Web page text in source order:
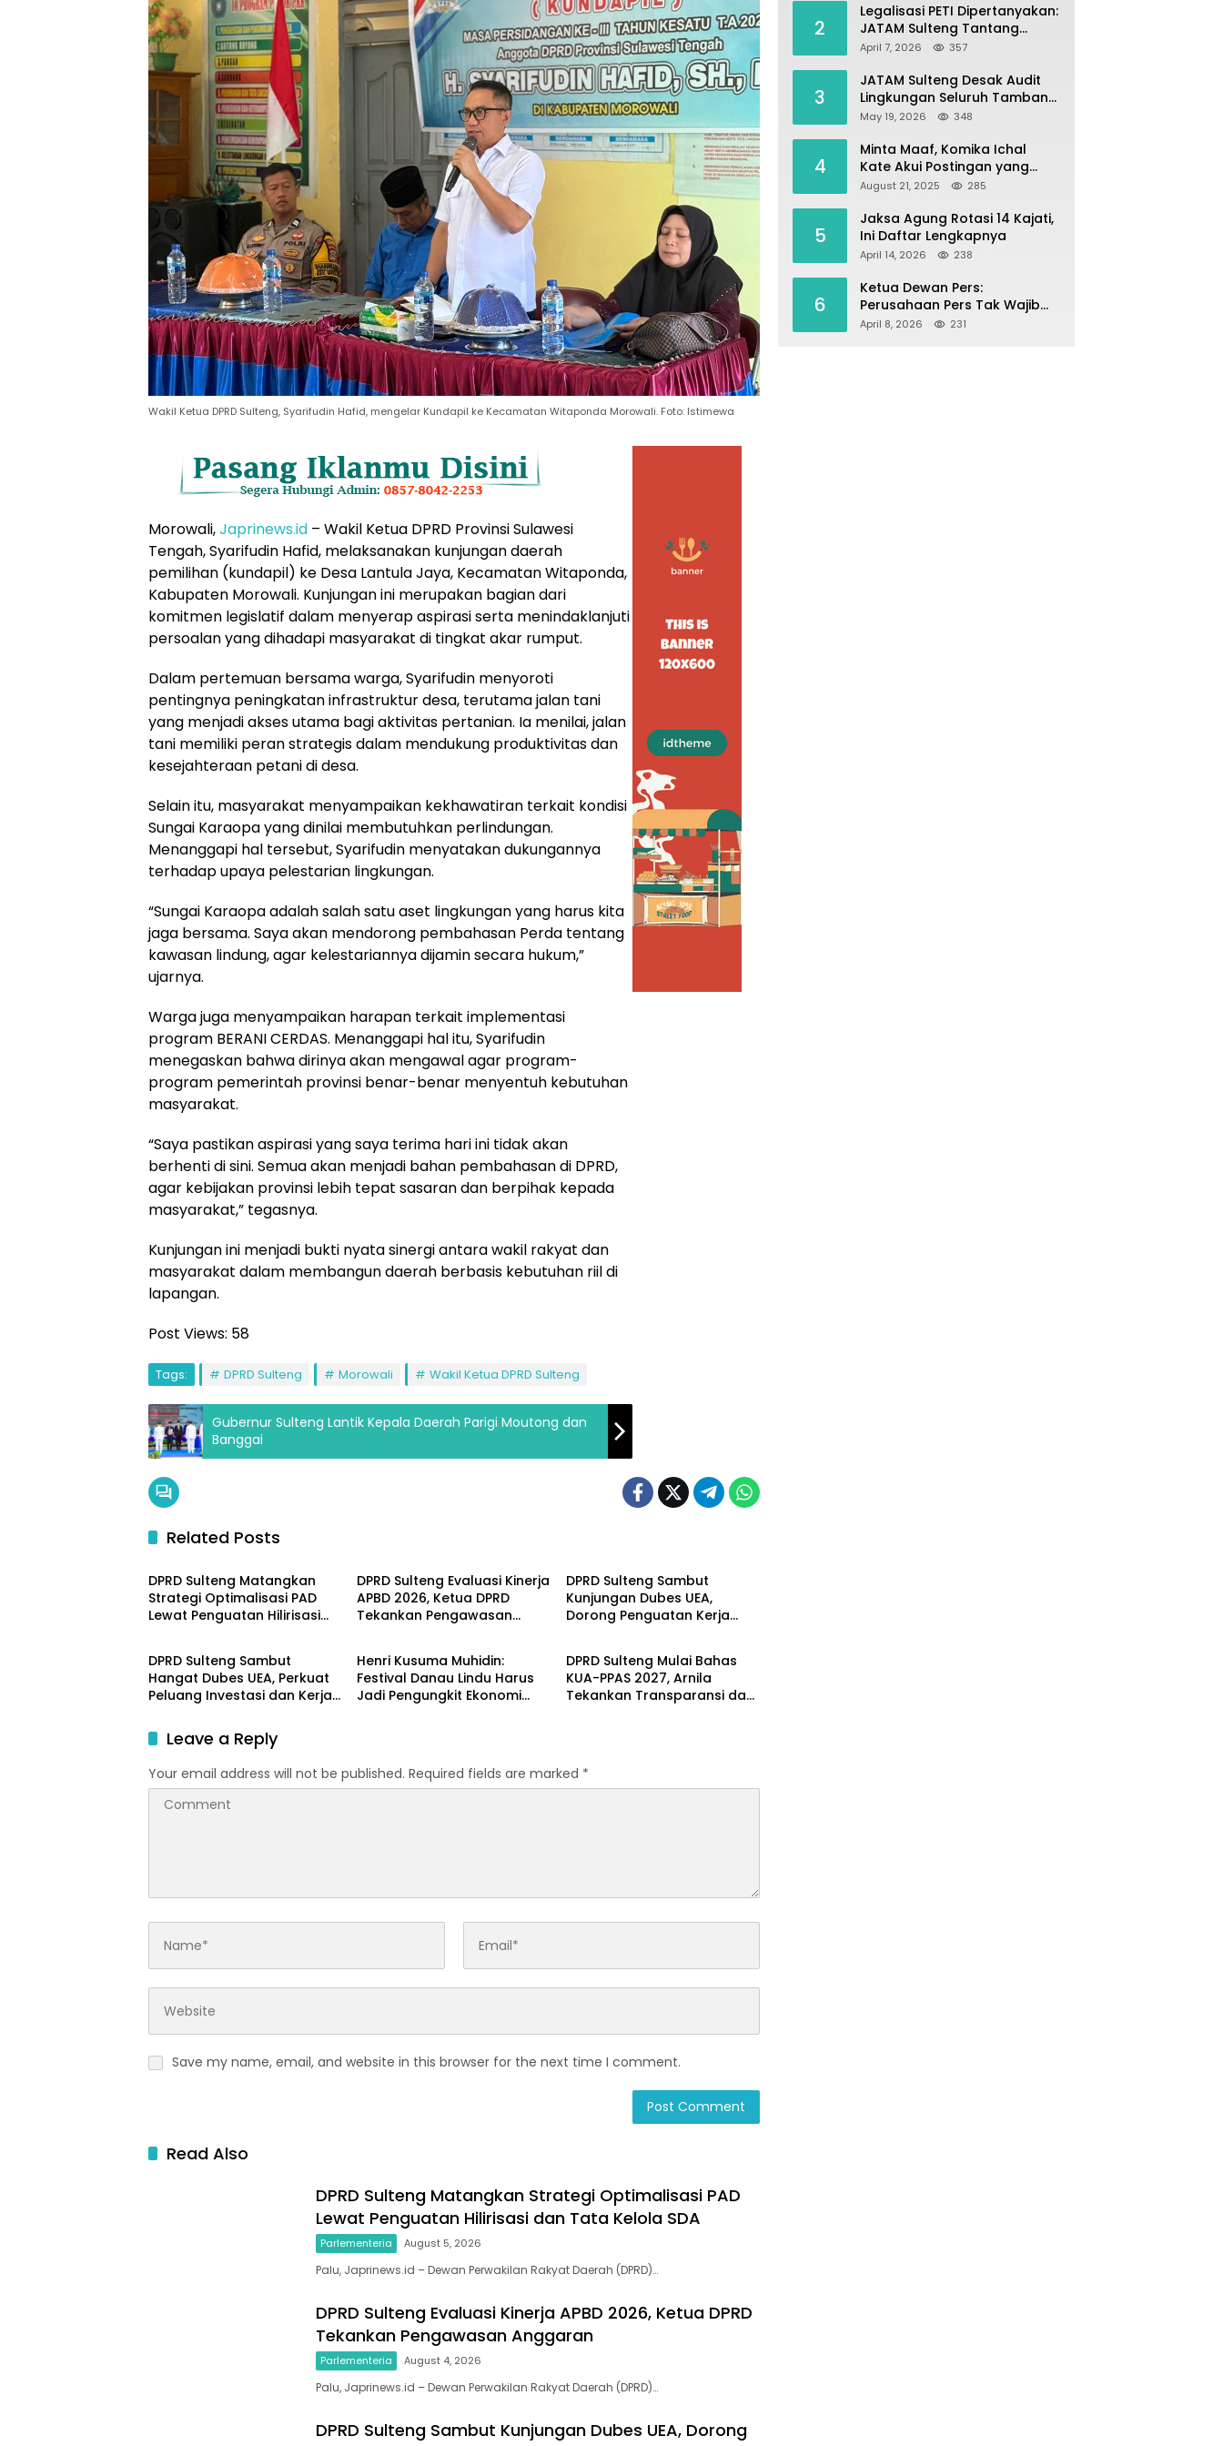
Wakil Ketua DPRD Sulteng, Syarifudin Hafid, mengelar Kundapil ke Kecamatan Witaponda Morowali. Foto: Istimewa
Morowali,Japrinews.id – Wakil Ketua DPRD Provinsi Sulawesi
Tengah, Syarifudin Hafid, melaksanakan kunjungan daerah
pemilihan (kundapil) ke Desa Lantula Jaya, Kecamatan Witaponda,
Kabupaten Morowali. Kunjungan ini merupakan bagian dari
komitmen legislatif dalam menyerap aspirasi serta menindaklanjuti
persoalan yang dihadapi masyarakat di tingkat akar rumput.
Dalam pertemuan bersama warga, Syarifudin menyoroti
pentingnya peningkatan infrastruktur desa, terutama jalan tani
yang menjadi akses utama bagi aktivitas pertanian. Ia menilai, jalan
tani memiliki peran strategis dalam mendukung produktivitas dan
kesejahteraan petani di desa.
Selain itu, masyarakat menyampaikan kekhawatiran terkait kondisi
Sungai Karaopa yang dinilai membutuhkan perlindungan.
Menanggapi hal tersebut, Syarifudin menyatakan dukungannya
terhadap upaya pelestarian lingkungan.
“Sungai Karaopa adalah salah satu aset lingkungan yang harus kita
jaga bersama. Saya akan mendorong pembahasan Perda tentang
kawasan lindung, agar kelestariannya dijamin secara hukum,”
ujarnya.
Warga juga menyampaikan harapan terkait implementasi
program BERANI CERDAS. Menanggapi hal itu, Syarifudin
menegaskan bahwa dirinya akan mengawal agar program-
program pemerintah provinsi benar-benar menyentuh kebutuhan
masyarakat.
“Saya pastikan aspirasi yang saya terima hari ini tidak akan
berhenti di sini. Semua akan menjadi bahan pembahasan di DPRD,
agar kebijakan provinsi lebih tepat sasaran dan berpihak kepada
masyarakat,” tegasnya.
Kunjungan ini menjadi bukti nyata sinergi antara wakil rakyat dan
masyarakat dalam membangun daerah berbasis kebutuhan riil di
lapangan.
Post Views: 58
Tags: DPRD Sulteng Morowali Wakil Ketua DPRD Sulteng
Gubernur Sulteng Lantik Kepala Daerah Parigi Moutong dan
Banggai
Related Posts
Parlementeria
DPRD Sulteng Matangkan
Strategi Optimalisasi PAD
Lewat Penguatan Hilirisasi
DPRD Sulteng Evaluasi Kinerja
APBD 2026, Ketua DPRD
Tekankan Pengawasan
DPRD Sulteng Sambut
Kunjungan Dubes UEA,
Dorong Penguatan Kerja
Parlementeria
DPRD Sulteng Sambut
Hangat Dubes UEA, Perkuat
Peluang Investasi dan Kerja
Parlementeria
Henri Kusuma Muhidin:
Festival Danau Lindu Harus
Jadi Pengungkit Ekonomi
Parlementeria
DPRD Sulteng Mulai Bahas
KUA-PPAS 2027, Arnila
Tekankan Transparansi dan
Leave a Reply
Your email address will not be published. Required fields are marked *
Save my name, email, and website in this browser for the next time I comment.
Read Also
DPRD Sulteng Matangkan Strategi Optimalisasi PAD
Lewat Penguatan Hilirisasi dan Tata Kelola SDA
Parlementeria August 5, 2026
Palu, Japrinews.id – Dewan Perwakilan Rakyat Daerah (DPRD)…
DPRD Sulteng Evaluasi Kinerja APBD 2026, Ketua DPRD
Tekankan Pengawasan Anggaran
Parlementeria August 4, 2026
Palu, Japrinews.id – Dewan Perwakilan Rakyat Daerah (DPRD)…
DPRD Sulteng Sambut Kunjungan Dubes UEA, Dorong
2
Legalisasi PETI Dipertanyakan:
JATAM Sulteng Tantang
Gubernur Berhenti Andalkan
Parigi Moutong sebagai
Lumbung Pangan
April 7, 2026 357
3
JATAM Sulteng Desak Audit
Lingkungan Seluruh Tambang
Batuan di Sepanjang Pesisir
May 19, 2026 348
4
Minta Maaf, Komika Ichal
Kate Akui Postingan yang
Singgung Media Karena Emosi
August 21, 2025 285
5
Jaksa Agung Rotasi 14 Kajati,
Ini Daftar Lengkapnya
April 14, 2026 238
6
Ketua Dewan Pers:
Perusahaan Pers Tak Wajib
Terdaftar, UKW Bukan Syarat
April 8, 2026 231